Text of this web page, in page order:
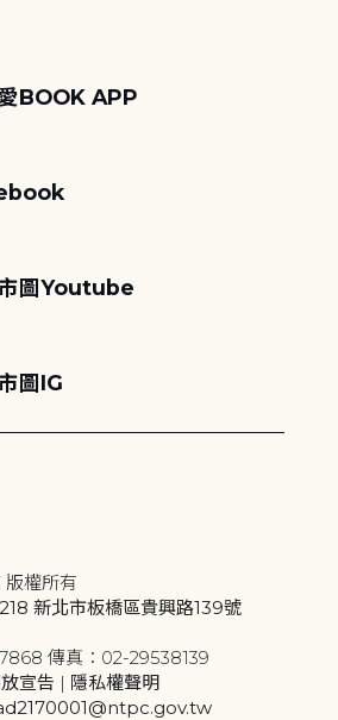
BOOK APP
圖Youtube
圖IG
版權所有
新北市板橋區貴興路139號
傳真：02-29538139
宣告 | 隱私權聲明